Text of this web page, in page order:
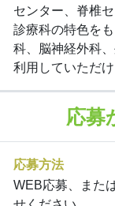
センター、脊椎
診療科の特色を
科、脳神経外科
利用していただ
応募
応募方法
WEB応募、また